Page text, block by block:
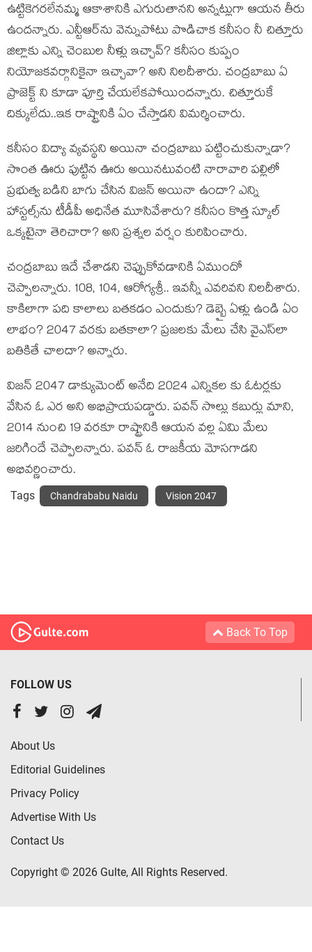
ఉట్టికెగరలేనమ్మ ఆకాశానికి ఎగురుతానని అన్నట్లుగా ఆయన తీరు
ఉందన్నారు. ఎన్టీఆర్‌ను వెన్నుపోటు పొడిచాక కనీసం నీ చిత్తూరు
జిల్లాకు ఎన్ని చెంబుల నీళ్లు ఇచ్చావ్? కనీసం కుప్పం
నియోజకవర్గానికైనా ఇచ్చావా? అని నిలదీశారు. చంద్రబాబు ఏ
ప్రాజెక్ట్ ని కూడా పూర్తి చేయలేకపోయిందన్నారు. చిత్తూరుకే
దిక్కులేదు..ఇక రాష్ట్రానికి ఏం చేస్తాడని విమర్శించారు.
కనీసం విద్యా వ్యవస్థని అయినా చంద్రబాబు పట్టించుకున్నాడా?
సొంత ఊరు పుట్టిన ఊరు అయినటువంటి నారావారి పల్లిలో
ప్రభుత్వ బడిని బాగు చేసిన విజన్ అయినా ఉందా? ఎన్ని
హాస్టల్స్‌ను టీడీపీ అధినేత మూసివేశారు? కనీసం కొత్త స్కూల్
ఒక్కటైనా తెరిచారా? అని ప్రశ్నల వర్షం కురిపించారు.
చంద్రబాబు ఇదే చేశాడని చెప్పుకోవడానికి ఏముందో
చెప్పాలన్నారు. 108, 104, ఆరోగ్యశ్రీ.. ఇవన్నీ ఎవరివని నిలదీశారు.
కాకిలాగా పది కాలాలు బతకడం ఎందుకు? డెబ్బై ఏళ్లు ఉండి ఏం
లాభం? 2047 వరకు బతకాలా? ప్రజలకు మేలు చేసి వైఎస్‌లా
బతికితే చాలదా? అన్నారు.
విజన్ 2047 డాక్యుమెంట్ అనేది 2024 ఎన్నికల కు ఓటర్లకు
వేసిన ఓ ఎర అని అభిప్రాయపడ్డారు. పవన్ సొల్లు కబుర్లు మాని,
2014 నుంచి 19 వరకూ రాష్ట్రానికి ఆయన వల్ల ఏమి మేలు
జరిగిందే చెప్పాలన్నారు. పవన్ ఓ రాజకీయ మోసగాడని
అభివర్ణించారు.
Tags Chandrababu Naidu Vision 2047
Back To Top
FOLLOW US
About Us
Editorial Guidelines
Privacy Policy
Advertise With Us
Contact Us
Copyright © 2026 Gulte, All Rights Reserved.